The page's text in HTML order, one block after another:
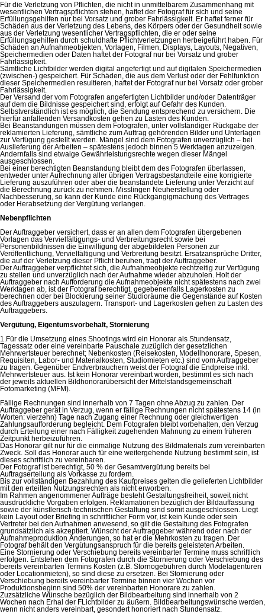
Für die Verletzung von Pflichten, die nicht in unmittelbarem Zusammenhang mit
wesentlichen Vertragspflichten stehen, haftet der Fotograf für sich und seine
Erfüllungsgehilfen nur bei Vorsatz und grober Fahrlässigkeit. Er haftet ferner für
Schäden aus der Verletzung des Lebens, des Körpers oder der Gesundheit sowie
aus der Verletzung wesentlicher Vertragspflichten, die er oder seine
Erfüllungsgehilfen durch schuldhafte Pflichtverletzungen herbeigeführt haben. Für
Schäden an Aufnahmeobjekten, Vorlagen, Filmen, Displays, Layouts, Negativen,
Speichermedien oder Daten haftet der Fotograf nur bei Vorsatz und grober
Fahrlässigkeit.
Sämtliche Lichtbilder werden digital angefertigt und auf digitalen Speichermedien
(zwischen-) gespeichert. Für Schäden, die aus dem Verlust oder der Fehlfunktion
dieser Speichermedien resultieren, haftet der Fotograf nur bei Vorsatz oder grober
Fahrlässigkeit.
Der Versand der vom Fotografen angefertigten Lichtbilder und/oder Datenträger
auf dem die Bildnisse gespeichert sind, erfolgt auf Gefahr des Kunden.
Selbstverständlich ist es möglich, die Sendung entsprechend zu versichern. Die
hierfür anfallenden Versandkosten gehen zu Lasten des Kunden.
Bei Beanstandungen müssen dem Fotografen, unter vollständiger Rückgabe der
reklamierten Lieferung, sämtliche zum Auftrag gehörenden Bilder und Unterlagen
zur Verfügung gestellt werden. Mängel sind dem Fotografen unverzüglich – bei
Auslieferung der Arbeiten – spätestens jedoch binnen 5 Werktagen anzuzeigen.
Andernfalls sind etwaige Gewährleistungsrechte wegen dieser Mängel
ausgeschlossen.
Bei einer berechtigten Beanstandung bleibt dem des Fotografen überlassen,
entweder unter Aufrechnung aller übrigen Vertragsbestandteile eine korrigierte
Lieferung auszuführen oder aber die beanstandete Lieferung unter Verzicht auf
die Berechnung zurück zu nehmen. Misslingen Neuherstellung oder
Nachbesserung, so kann der Kunde eine Rückgängigmachung des Vertrages
oder Herabsetzung der Vergütung verlangen.
Nebenpflichten
Der Auftraggeber versichert, dass er an allen dem Fotografen übergebenen
Vorlagen das Vervielfältigungs- und Verbreitungsrecht sowie bei
Personenbildnissen die Einwilligung der abgebildeten Personen zur
Veröffentlichung, Vervielfältigung und Verbreitung besitzt. Ersatzansprüche Dritter,
die auf der Verletzung dieser Pflicht beruhen, trägt der Auftraggeber.
Der Auftraggeber verpflichtet sich, die Aufnahmeobjekte rechtzeitig zur Verfügung
zu stellen und unverzüglich nach der Aufnahme wieder abzuholen. Holt der
Auftraggeber nach Aufforderung die Aufnahmeobjekte nicht spätestens nach zwei
Werktagen ab, ist der Fotograf berechtigt, gegebenenfalls Lagerkosten zu
berechnen oder bei Blockierung seiner Studioräume die Gegenstände auf Kosten
des Auftraggebers auszulagern. Transport- und Lagerkosten gehen zu Lasten des
Auftraggebers.
Vergütung, Eigentumsvorbehalt, Stornierung
1.Für die Umsetzung eines Shootings wird ein Honorar als Stundensatz,
Tagessatz oder eine vereinbarte Pauschale zuzüglich der gesetzlichen
Mehrwertsteuer berechnet; Nebenkosten (Reisekosten, Modellhonorare, Spesen,
Requisiten, Labor- und Materialkosten, Studiomieten etc.) sind vom Auftraggeber
zu tragen. Gegenüber Endverbrauchern weist der Fotograf die Endpreise inkl.
Mehrwertsteuer aus. Ist kein Honorar vereinbart worden, bestimmt es sich nach
der jeweils aktuellen Bildhonorarübersicht der Mittelstandsgemeinschaft
Fotomarketing (MFM).
Fällige Rechnungen sind innerhalb von 7 Tagen ohne Abzug zu zahlen. Der
Auftraggeber gerät in Verzug, wenn er fällige Rechnungen nicht spätestens 14 (in
Worten: vierzehn) Tage nach Zugang einer Rechnung oder gleichwertigen
Zahlungsaufforderung begleicht. Dem Fotografen bleibt vorbehalten, den Verzug
durch Erteilung einer nach Fälligkeit zugehenden Mahnung zu einem früheren
Zeitpunkt herbeizuführen.
Das Honorar gilt nur für die einmalige Nutzung des Bildmaterials zum vereinbarten
Zweck. Soll das Honorar auch für eine weitergehende Nutzung bestimmt sein, ist
dieses schriftlich zu vereinbaren.
Der Fotograf ist berechtigt, 50 % der Gesamtvergütung bereits bei
Auftragserteilung als Vorkasse zu fordern.
Bis zur vollständigen Bezahlung des Kaufpreises gelten die gelieferten Lichtbilder
mit den erteilten Nutzungsrechten als nicht erworben.
Im Rahmen angenommener Aufträge besteht Gestaltungsfreiheit, soweit nicht
ausdrückliche Vorgaben erfolgen. Reklamationen bezüglich der Bildauffassung
sowie der künstlerisch-technischen Gestaltung sind somit ausgeschlossen. Liegt
kein Layout oder Briefing in schriftlicher Form vor, ist kein Kunde oder sein
Vertreter bei den Aufnahmen anwesend, so gilt die Gestaltung des Fotografen
grundsätzlich als akzeptiert. Wünscht der Auftraggeber während oder nach der
Aufnahmeproduktion Änderungen, so hat er die Mehrkosten zu tragen. Der
Fotograf behält den Vergütungsanspruch für die bereits geleisteten Arbeiten.
Eine Stornierung oder Verschiebung bereits vereinbarter Termine muss schriftlich
erfolgen. Entstehen dem Fotografen durch die Stornierung oder Verschiebung des
bereits vereinbarten Termins Kosten (z.B. Stornogebühren durch Modelagenturen
oder Locationmieten), so sind diese zu ersetzen. Bei Stornierung oder
Verschiebung bereits vereinbarter Termine binnen vier Wochen vor
Produktionsbeginn sind 50% der vereinbarten Honorare zu zahlen.
Zuzsätzliche Wünsche bezüglich der Bildbearbeitung sind innerhalb von 2
Wochen nach Erhal der FLichtbilder zu äußern. Bildbearbeitungswünsche werden,
wenn nicht anders vereinbart, gesondert honoriert nach Stundensatz.